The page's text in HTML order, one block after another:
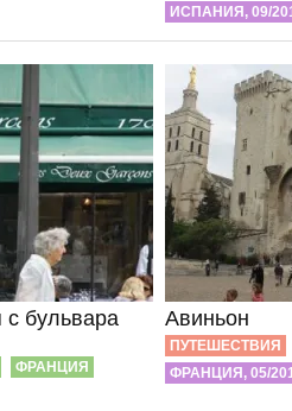
ИСПАНИЯ, 09/
бульвара
ФРАНЦИЯ
Авиньон
ПУТЕШЕСТВИЯ
ФРАНЦИЯ, 05/